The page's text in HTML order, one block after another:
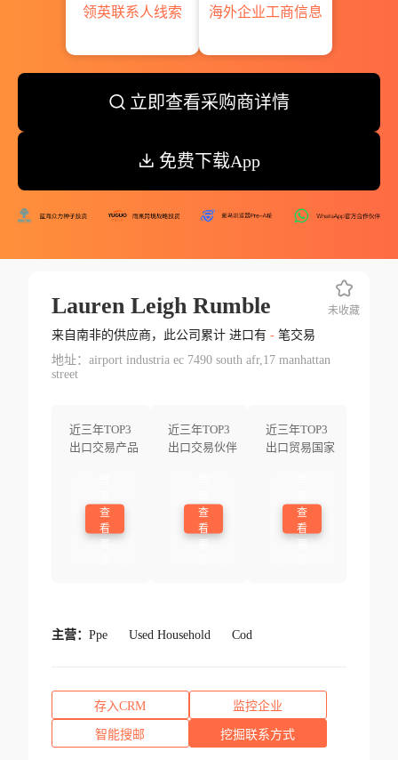
领英联系人线索
海外企业工商信息
立即查看采购商详情
免费下载App
Lauren Leigh Rumble
来自南非的供应商，此公司累计 进口有 -笔交易
地址：airport industria ec 7490 south afr,17 manhattan
street
近三年TOP3
出口交易产品
查
看
近三年TOP3
出口交易伙伴
查
看
近三年TOP3
出口贸易国家
查
看
未收藏
主营： Ppe Used Household Cod
存入CRM 监控企业
智能搜邮 挖掘联系方式